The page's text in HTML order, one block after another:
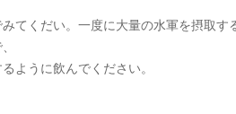
てくだい。一度に大量の水軍を摂取
ように飲んでください。